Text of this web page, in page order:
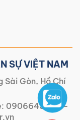
SỰ VIỆT NAM
Sài Gòn, Hồ Chí
0906645006-